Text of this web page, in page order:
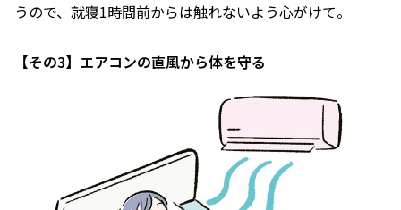
うので、就寝1時間前からは触れないよう心がけて。
【その3】エアコンの直風から体を守る